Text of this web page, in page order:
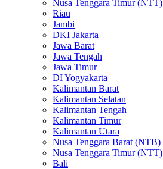
Nusa Tenggara Timur (NTT)
Riau
Jambi
DKI Jakarta
Jawa Barat
Jawa Tengah
Jawa Timur
DI Yogyakarta
Kalimantan Barat
Kalimantan Selatan
Kalimantan Tengah
Kalimantan Timur
Kalimantan Utara
Nusa Tenggara Barat (NTB)
Nusa Tenggara Timur (NTT)
Bali